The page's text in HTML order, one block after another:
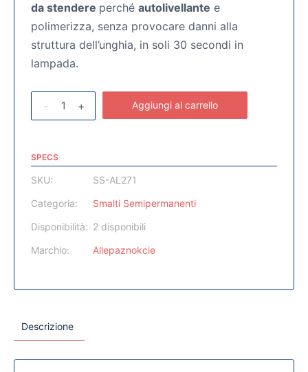
da stendere perché autolivellante e
polimerizza, senza provocare danni alla
struttura dell’unghia, in soli 30 secondi in
lampada.
- + Aggiungi al carrello
SPECS
SKU:
SS-AL271
Categoria:
Smalti Semipermanenti
Disponibilità: 2 disponibili
Marchio:
Allepaznokcie
Descrizione